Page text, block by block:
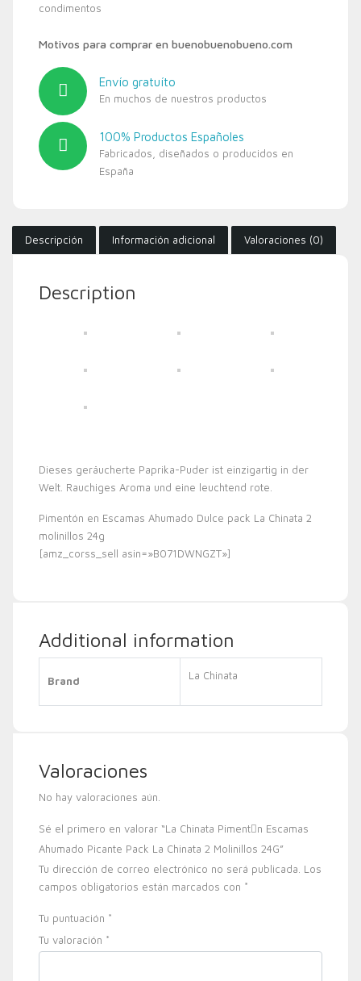
condimentos
Motivos para comprar en buenobuenobueno.com
Envío gratuíto
En muchos de nuestros productos
100% Productos Españoles
Fabricados, diseñados o producidos en
España
Descripción Información adicional Valoraciones (0)
Description
Dieses geräucherte Paprika-Puder ist einzigartig in der
Welt. Rauchiges Aroma und eine leuchtend rote.
Pimentón en Escamas Ahumado Dulce pack La Chinata 2
molinillos 24g
[amz_corss_sell asin=»B071DWNGZT»]
Additional information
Brand La Chinata
Valoraciones
No hay valoraciones aún.
Sé el primero en valorar “La Chinata Piment󮠅n Escamas
Ahumado Picante Pack La Chinata 2 Molinillos 24G”
Tu dirección de correo electrónico no será publicada. Los
campos obligatorios están marcados con *
Tu puntuación *
Tu valoración *